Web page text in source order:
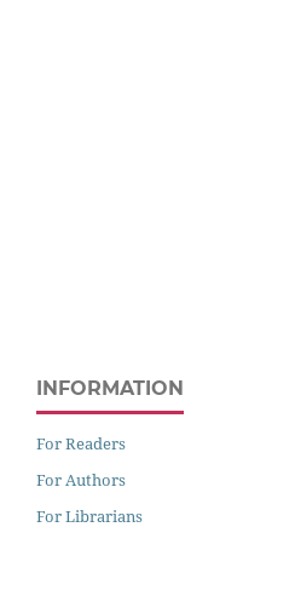
INFORMATION
For Readers
For Authors
For Librarians